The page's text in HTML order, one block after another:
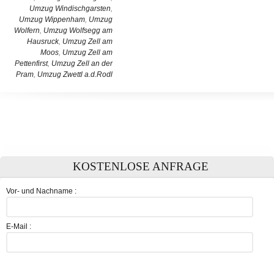
Umzug Windischgarsten,
Umzug Wippenham, Umzug
Wolfern, Umzug Wolfsegg am
Hausruck, Umzug Zell am
Moos, Umzug Zell am
Pettenfirst, Umzug Zell an der
Pram, Umzug Zwettl a.d.Rodl
KOSTENLOSE ANFRAGE
Vor- und Nachname :
E-Mail :